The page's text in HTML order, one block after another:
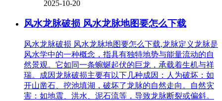
2025-10-20
风水龙脉破损 风水龙脉地图要怎么下载
风水龙脉破损 风水龙脉地图要怎么下载,龙脉定义龙脉是
风水学中的一种概念，指具有独特地势与能量流动的自
然景观。它如同一条蜿蜒起伏的巨龙，承载着生机与祥
瑞。成因龙脉破损主要有以下几种成因：人为破坏：如
开山凿石、挖池填湖，破坏了龙脉的自然走向。自然灾
害：如地震、洪水、泥石流等，导致龙脉断裂或偏斜。